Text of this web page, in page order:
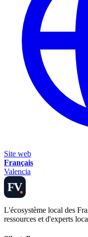
Site web
Français
Valencia
FV
L'écosystème local des
ressources et d'experts